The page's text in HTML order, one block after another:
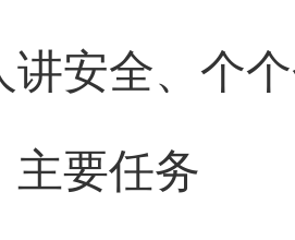
讲安全、个
主要任务